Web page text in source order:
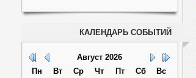
КАЛЕНДАРЬ СОБЫТИЙ
Август 2026
Пн
Вт Ср Чт Пт Сб
Вс